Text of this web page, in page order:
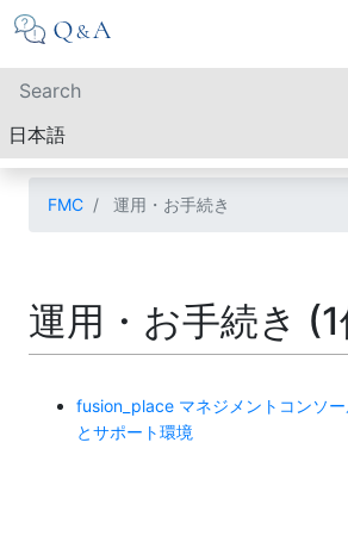
FMC 運用・お手続き
運用・お手続き (1
fusion_place マネジメントコンソ
とサポート環境